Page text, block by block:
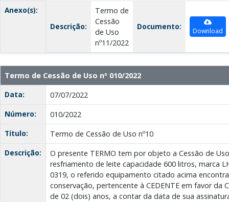
Anexo(s):
Descrição:
Termo de
Cessão
de Uso
nº11/2022
Documento: Download
Termo de Cessão de Uso nº 010/2022
Data:
07/07/2022
Número:
010/2022
Título:
Termo de Cessão de Uso nº10
Descrição:
O presente TERMO tem por objeto a Cessão de
resfriamento de leite capacidade 600 litros, marca
0319, o referido equipamento citado acima
conservação, pertencente à CEDENTE em favor da
de 02 (dois) anos, a contar da data de sua